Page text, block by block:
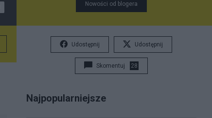
Nowości od blogera
Udostępnij Udostępnij
Skomentuj 28
Najpopularniejsze